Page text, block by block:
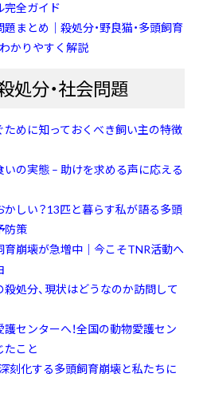
完全ガイド
まとめ｜殺処分・野良猫・多頭飼育
かりやすく解説
処分・社会問題
ために知っておくべき飼い主の特徴
の実態 – 助けを求める声に応える
しい？13匹と暮らす私が語る多頭
防策
崩壊が急増中｜今こそTNR活動へ
処分、現状はどうなのか訪問して
センターへ！全国の動物愛護セン
たこと
刻化する多頭飼育崩壊と私たちに